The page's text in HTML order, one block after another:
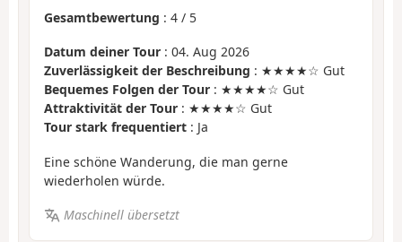
Gesamtbewertung : 4 / 5
Datum deiner Tour : 04. Aug 2026
Zuverlässigkeit der Beschreibung : ★★★★☆ Gut
Bequemes Folgen der Tour : ★★★★☆ Gut
Attraktivität der Tour : ★★★★☆ Gut
Tour stark frequentiert : Ja
Eine schöne Wanderung, die man gerne
wiederholen würde.
Maschinell übersetzt